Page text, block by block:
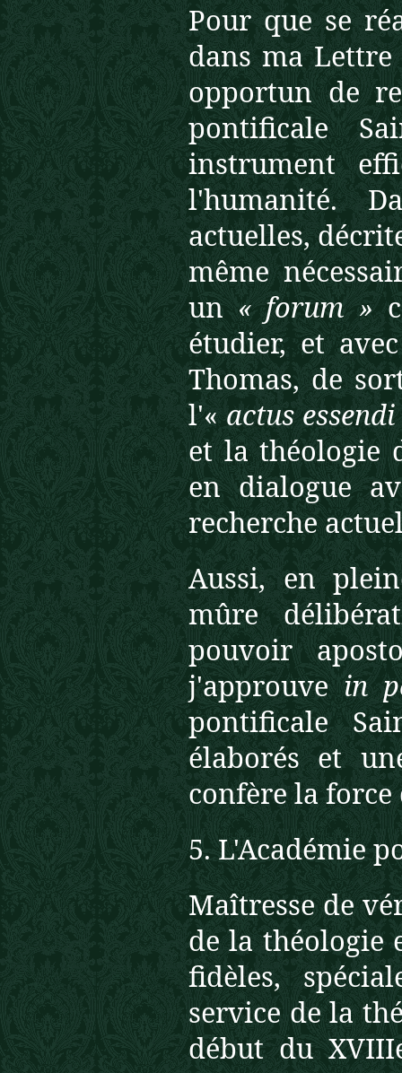
Pour que se
dans ma
opportun de
pontificale
instrument
l'humanité.
actuelles,
même
un « forum »
étudier, et
Thomas, de
l'« actus
et la théologie
en dialogue
recherche
Aussi, en
mûre
pouvoir
j'approuve in
pontificale
élaborés et
confère la
5. L'Académie
Maîtresse de
de la théologie
fidèles,
service de la
début du